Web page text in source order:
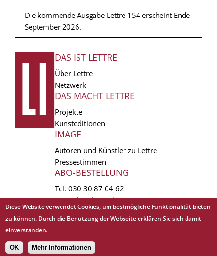
Die kommende Ausgabe Lettre 154 erscheint Ende
September 2026.
FUSSZEILE
DAS IST LETTRE
Über Lettre
Netzwerk
DAS MACHT LETTRE
Projekte
Kunsteditionen
IMAGE
Autoren und Künstler zu Lettre
Pressestimmen
ABO-BESTELLUNG
Tel. 030 30 87 04 62
vertrieb(at)lettre.de
Copyright © 1988 - 2026 Lettre International. All rights reserved.
EXTRA
Sitemap 𝗳
Diese Website verwendet Cookies, um bestmögliche Funktionalität bieten
zu können. Durch die Benutzung der Webseite erklären Sie sich damit
einverstanden.
OK Mehr Informationen